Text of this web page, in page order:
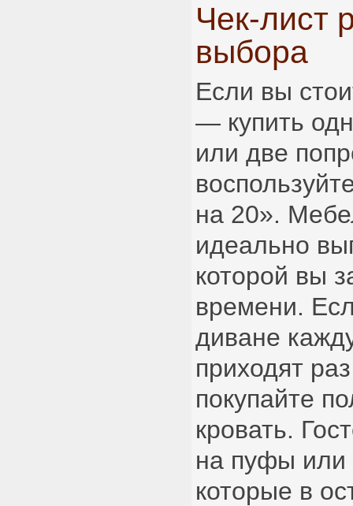
Чек-лист
выбора
Если вы
— купить
или две
на 20».
идеально
которой вы
времени.
диване
приходят
покупайте
кровать.
на пуфы или
которые в